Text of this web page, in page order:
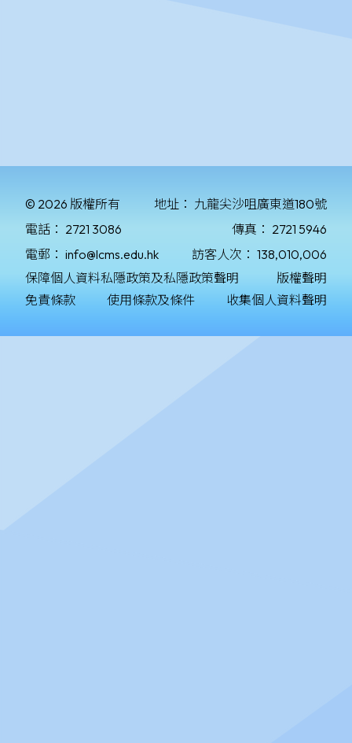
© 2026 版權所有 地址： 九龍尖沙咀廣東道180號
電話： 2721 3086 傳真： 2721 5946
電郵： info@lcms.edu.hk 訪客人次： 138,010,006
保障個人資料私隱政策及私隱政策聲明
版權聲明
免責條款
使用條款及條件 收集個人資料聲明